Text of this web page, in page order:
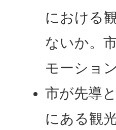
における
ないか。
モーショ
市が先導
にある観